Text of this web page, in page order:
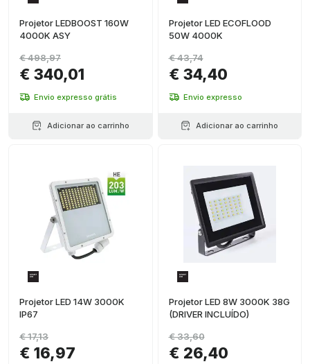
Projetor LEDBOOST 160W
4000K ASY
€ 340,01
€ 498,97
Envio expresso grátis
Adicionar ao carrinho
Projetor LED ECOFLOOD
50W 4000K
€ 34,40
€ 43,74
Envio expresso
Adicionar ao carrinho
Projetor LED 14W 3000K
IP67
€ 16,97
€ 17,13
Projetor LED 8W 3000K 38G
(DRIVER INCLUÍDO)
€ 26,40
€ 33,60